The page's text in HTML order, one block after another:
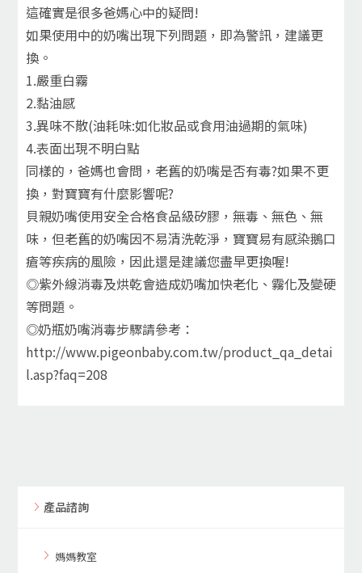
這確實是很多爸媽心中的疑問​!
如果使用中的奶嘴出現下列問題，即為警訊，建議更
換。
1.嚴重白霧
2.黏油感
3.異味不散(油耗味:如化妝品或食用油過期的氣味)
4.表面出現不明白點
同樣的，爸媽也會問，老舊的奶嘴是否有毒?如果不更
換，對寶寶有什麼影響呢?
貝親奶嘴使用安全合格食品級矽膠，無毒、無色、無
味，但老舊的奶嘴因不易清洗乾淨，寶寶易有感染鵝口
瘡等疾病的風險，因此還是建議您盡早更換喔!
◎紫外線消毒及烘乾會造成奶嘴加快老化、霧化及變硬
等問題。
◎奶瓶奶嘴消毒步驟請參考：
http://www.pigeonbaby.com.tw/product_qa_detai
l.asp?faq=208
產品諮詢
媽媽教室